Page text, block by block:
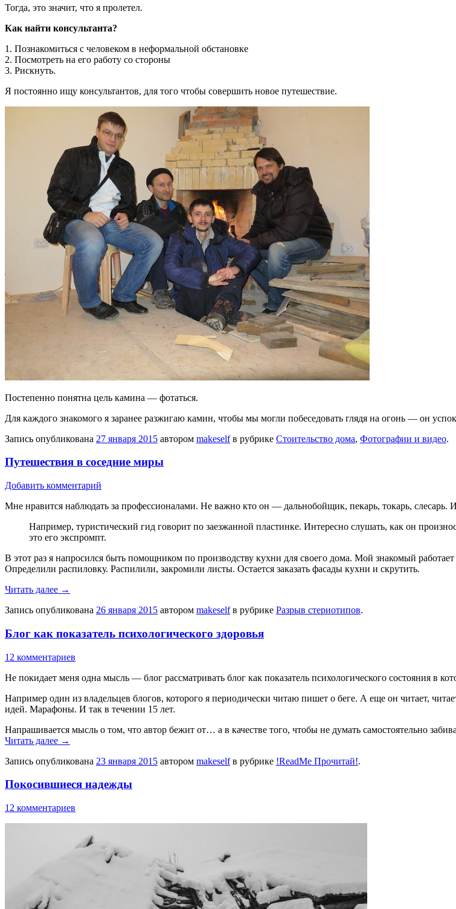
Тогда, это значит, что я пролетел.
Как найти консультанта?
1. Познакомиться с человеком в неформальной обстановке
2. Посмотреть на его работу со стороны
3. Рискнуть.
Я постоянно ищу консультантов, для того чтобы совершить новое путешествие.
Постепенно понятна цель камина — фотаться.
Для каждого знакомого я заранее разжигаю камин, чтобы мы могли побеседовать глядя на огонь — он
Запись опубликована 27 января 2015 автором makeselfв рубрике Стоительство дома, Фотографии и видео.
Путешествия в соседние миры
Добавить комментарий
Мне нравится наблюдать за профессионалами. Не важно кто он — дальнобойщик, пекарь, токарь, слесарь.
Например, туристический гид говорит по заезжанной пластинке. Интересно слушать, как он
это его экспромпт.
В этот раз я напросился быть помощником по производству кухни для своего дома. Мой знакомый
Определили распиловку. Распилили, закромили листы. Остается заказать фасады кухни и скрутить.
Читать далее →
Запись опубликована 26 января 2015 автором makeselfв рубрике Разрыв стериотипов.
Блог как показатель психологического здоровья
12 комментариев
Не покидает меня одна мысль — блог рассматривать блог как показатель психологического состояния в
Например один из владельцев блогов, которого я периодически читаю пишет о беге. А еще он читает,
идей. Марафоны. И так в течении 15 лет.
Напрашивается мысль о том, что автор бежит от… а в качестве того, чтобы не думать самостоятельно
Читать далее →
Запись опубликована 23 января 2015 автором makeselfв рубрике !ReadMe Прочитай!.
Покосившиеся надежды
12 комментариев